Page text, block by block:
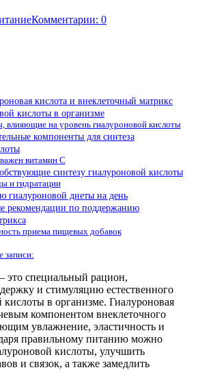
Комментарии: 0
кислота и внеклеточный матрикс
кислоты в организме
влияющие на уровень гиалуроновой кислоты
компоненты для синтеза
витамин C
синтезу гиалуроновой кислоты
и гидратации
гиалуроновой диеты на день
рекомендации по поддержанию
приема пищевых добавок
записи:
это специальный рацион,
и стимуляцию естественного
кислоты в организме. Гиалуроновая
компонентом внеклеточного
увлажнение, эластичность и
правильному питанию можно
кислоты, улучшить
и связок, а также замедлить